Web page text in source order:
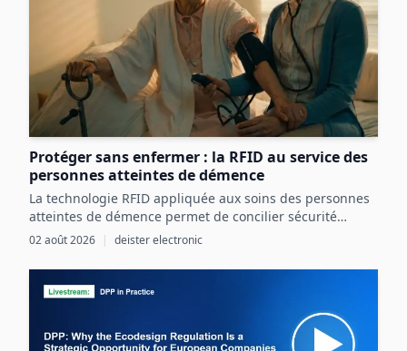
Protéger sans enfermer : la RFID au service des
personnes atteintes de démence
La technologie RFID appliquée aux soins des personnes
atteintes de démence permet de concilier sécurité
renforcée et liberté individuelle par une détection
02 août 2026 | deister electronic